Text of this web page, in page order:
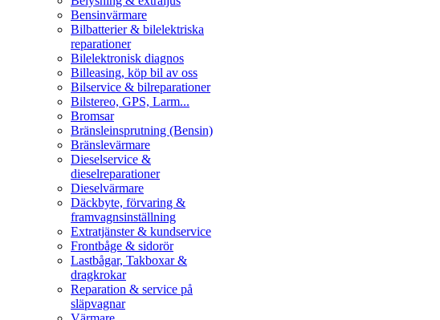
Bensinvärmare
Bilbatterier & bilelektriska
reparationer
Bilelektronisk diagnos
Billeasing, köp bil av oss
Bilservice & bilreparationer
Bilstereo, GPS, Larm...
Bromsar
Bränsleinsprutning (Bensin)
Bränslevärmare
Dieselservice &
dieselreparationer
Dieselvärmare
Däckbyte, förvaring &
framvagnsinställning
Extratjänster & kundservice
Frontbåge & sidorör
Lastbågar, Takboxar &
dragkrokar
Reparation & service på
släpvagnar